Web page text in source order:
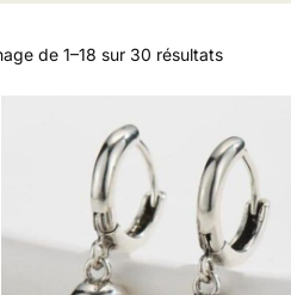
de 1–18 sur 30 résultats